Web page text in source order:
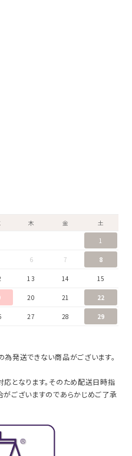
木 金
土
1
6 7 8
13 14 15
20 21 22
27 28 29
発送できない商品がございます。
となります。そのため配送日時指
ございますのであらかじめご了承